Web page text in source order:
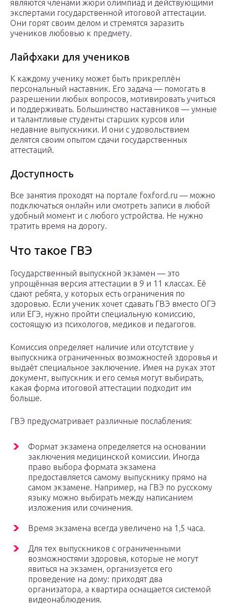
являются членами жюри олимпиад и действующими
экспертами государственной итоговой аттестации.
Они горят своим делом и стремятся заразить
учеников любовью к предмету.
Лайфхаки для учеников
К каждому ученику может быть прикреплён
персональный наставник. Его задача — помогать в
разрешении любых вопросов, мотивировать учиться
и поддерживать. Большинство наставников — умные
и талантливые студенты старших курсов или
недавние выпускники. И они с удовольствием
делятся своим опытом сдачи государственных
аттестаций.
Доступность
Все занятия проходят на портале foxford.ru — можно
подключаться онлайн или смотреть записи в любой
удобный момент и с любого устройства. Не нужно
тратить время на дорогу.
Что такое ГВЭ
Государственный выпускной экзамен — это
упрощённая версия аттестации в 9 и 11 классах. Её
сдают ребята, у которых есть ограничения по
здоровью. Если ученик хочет сдавать ГВЭ вместо ОГЭ
или ЕГЭ, нужно пройти специальную комиссию,
состоящую из психологов, медиков и педагогов.
Комиссия определяет наличие или отсутствие у
выпускника ограниченных возможностей здоровья и
выдаёт специальное заключение. Имея на руках этот
документ, выпускник и его семья могут выбирать,
какая форма итоговой аттестации подходит им
больше.
ГВЭ предусматривает различные послабления:
Формат экзамена определяется на основании
заключения медицинской комиссии. Иногда
право выбора формата экзамена
предоставляется самому выпускнику прямо на
самом экзамене. Например, на ГВЭ по русскому
языку можно выбирать между написанием
изложения или сочинения.
Время экзамена всегда увеличено на 1,5 часа.
Для тех выпускников с ограниченными
возможностями здоровья, которые не могут
явиться на экзамен, организуется его
проведение на дому: приходят два
организатора, а квартира оснащается системой
видеонаблюдения.